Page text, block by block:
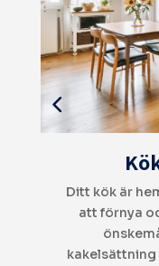
Vill du
planering
VVS. Vi ser